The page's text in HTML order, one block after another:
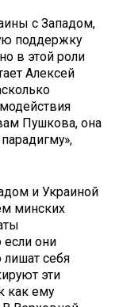
с Западом,
поддержку
в этой роли
Алексей
Пушкова, она
и Украиной
минских
если они
себя
эти
как ему